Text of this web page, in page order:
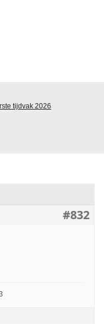
tijdvak 2026
#832